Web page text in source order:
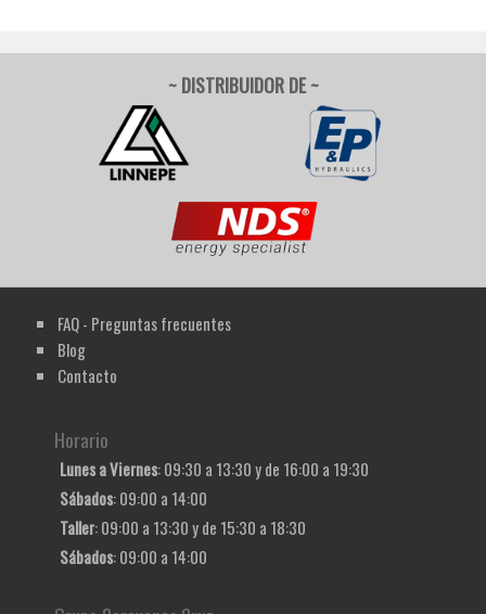
~ DISTRIBUIDOR DE ~
FAQ - Preguntas frecuentes
Blog
Contacto
Horario
Lunes a Viernes: 09:30 a 13:30 y de 16:00 a 19:30
Sábados: 09:00 a 14:00
Taller: 09:00 a 13:30 y de 15:30 a 18:30
Sábados: 09:00 a 14:00